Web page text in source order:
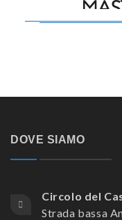
DOVE SIAMO
Circolo del
Strada bassa